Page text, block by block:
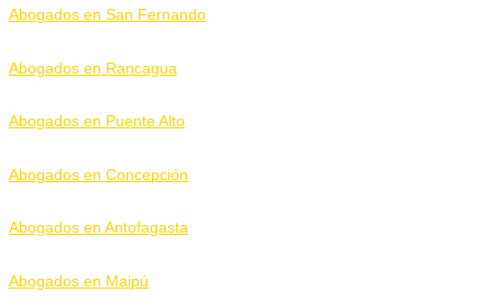
Abogados en San Fernando
Abogados en Rancagua
Abogados en Puente Alto
Abogados en Concepción
Abogados en Antofagasta
Abogados en Maipú